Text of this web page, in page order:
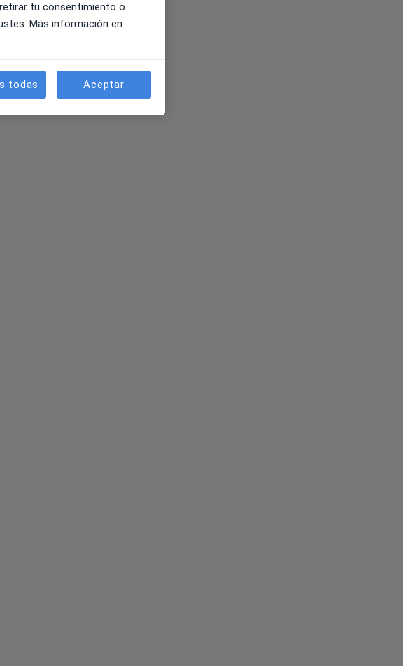
tu consentimiento o
Más información en
todas Aceptar